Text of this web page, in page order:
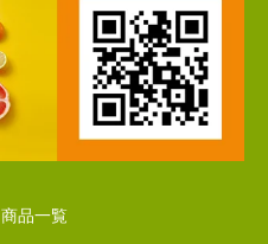
商品一覧